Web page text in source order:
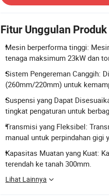
Fitur Unggulan Produk
Mesin berperforma tinggi:
tenaga maksimum 23kW dan
Sistem Pengereman Canggih:
(260mm/220mm) untuk
Suspensi yang Dapat
tingkat pengaturan untuk
Transmisi yang Fleksibel:
manual untuk perpindahan gigi
Kapasitas Muatan yang Kuat:
terendah ke tanah 300mm.
Lihat Lainnya